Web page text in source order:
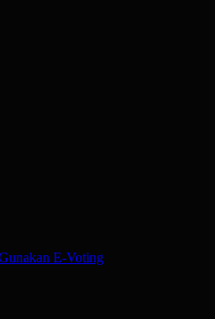
E-Voting